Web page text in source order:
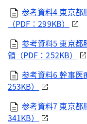
参考資料4 東京都
（PDF：299KB）
参考資料5 東京都
領（PDF：252KB）
参考資料6 幹事医
253KB）
参考資料7 東京都
341KB）